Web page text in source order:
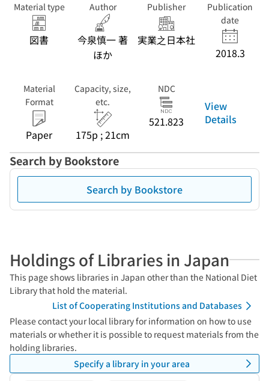
Material type
図書
Author
今泉慎一 著
ほか
Publisher
実業之日本社
Publication
date
2018.3
Material
Format
Paper
Capacity, size,
etc.
175p ; 21cm
NDC
521.823
View
Details
Search by Bookstore
Search by Bookstore
Holdings of Libraries in Japan
This page shows libraries in Japan other than the National Diet
Library that hold the material.
List of Cooperating Institutions and Databases
Please contact your local library for information on how to use
materials or whether it is possible to request materials from the
holding libraries.
Specify a library in your area